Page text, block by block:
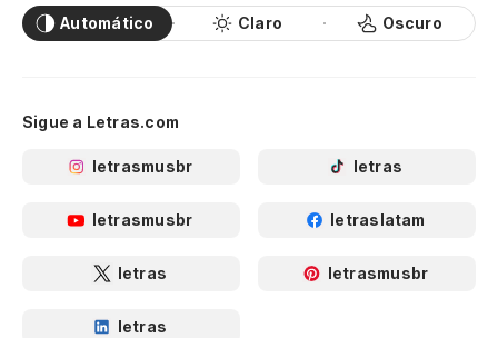
Automático Claro Oscuro
Sigue a Letras.com
letrasmusbr letras
letrasmusbr letraslatam
letras letrasmusbr
letras